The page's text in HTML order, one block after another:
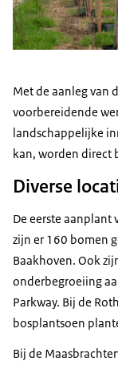
Met de aanleg van
voorbereidende
landschappelijke
kan, worden direct
Diverse
De eerste aanplant
zijn er 160 bomen
Baakhoven. Ook
onderbegroeiing
Parkway. Bij de
bosplantsoen
Bij de